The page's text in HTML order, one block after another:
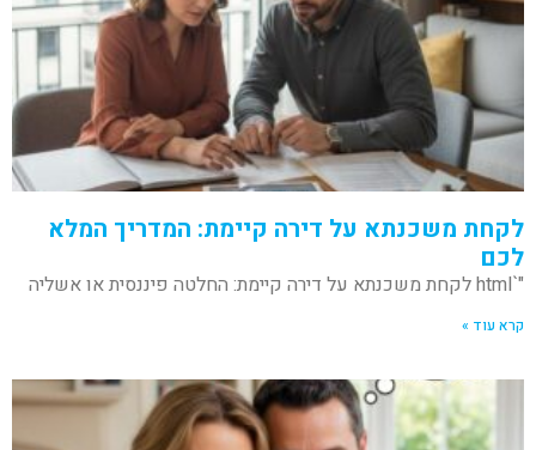
לקחת משכנתא על דירה קיימת: המדריך המלא
לכם
"`html לקחת משכנתא על דירה קיימת: החלטה פיננסית או אשליה
קרא עוד »